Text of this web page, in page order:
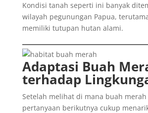
Kondisi tanah seperti ini banyak
wilayah pegunungan Papua,
memiliki tutupan hutan alami.
Adaptasi Buah
terhadap
Setelah melihat di mana buah
pertanyaan berikutnya cukup